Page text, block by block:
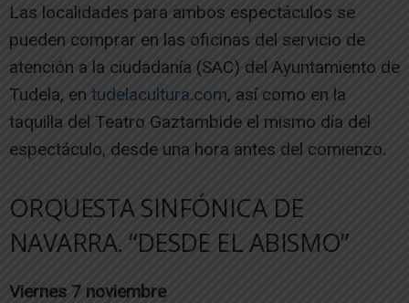
Las localidades para ambos espectáculos se
pueden comprar en las oficinas del servicio de
atención a la ciudadanía (SAC) del Ayuntamiento de
Tudela, en tudelacultura.com, así como en la
taquilla del Teatro Gaztambide el mismo día del
espectáculo, desde una hora antes del comienzo.
ORQUESTA SINFÓNICA DE
NAVARRA. “DESDE EL ABISMO”
Viernes 7 noviembre